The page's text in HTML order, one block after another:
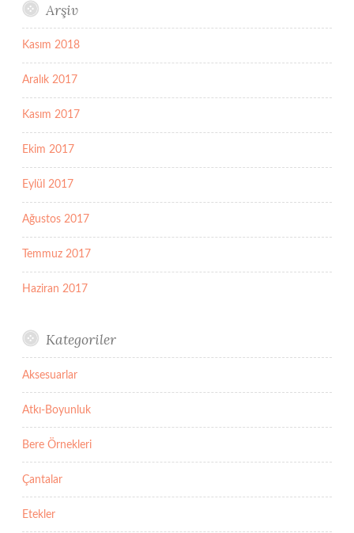
Arşiv
Kasım 2018
Aralık 2017
Kasım 2017
Ekim 2017
Eylül 2017
Ağustos 2017
Temmuz 2017
Haziran 2017
Kategoriler
Aksesuarlar
Atkı-Boyunluk
Bere Örnekleri
Çantalar
Etekler